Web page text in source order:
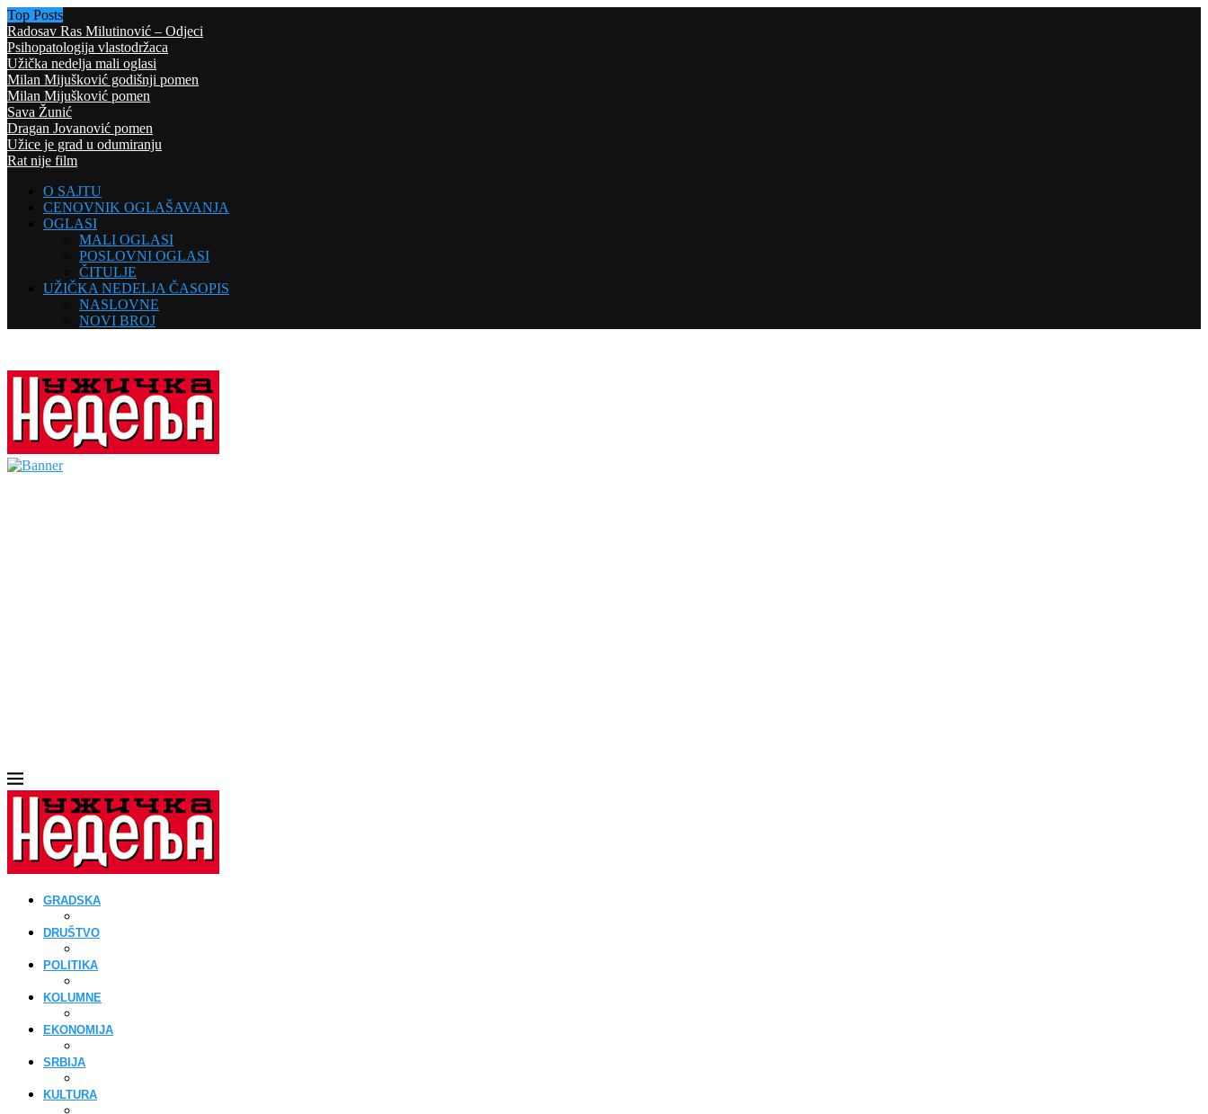
Top Posts
Radosav Ras Milutinović – Odjeci
Psihopatologija vlastodržaca
Užička nedelja mali oglasi
Milan Mijušković godišnji pomen
Milan Mijušković pomen
Sava Žunić
Dragan Jovanović pomen
Užice je grad u odumiranju
Rat nije film
O SAJTU
CENOVNIK OGLAŠAVANJA
OGLASI
MALI OGLASI
POSLOVNI OGLASI
ČITULJE
UŽIČKA NEDELJA ČASOPIS
NASLOVNE
NOVI BROJ
GRADSKA
DRUŠTVO
POLITIKA
KOLUMNE
EKONOMIJA
SRBIJA
KULTURA